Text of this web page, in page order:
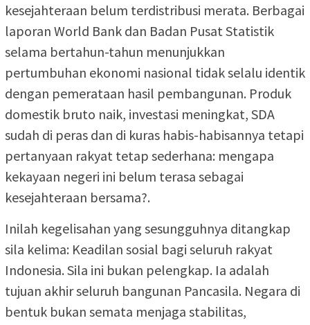
kesejahteraan belum terdistribusi merata. Berbagai
laporan World Bank dan Badan Pusat Statistik
selama bertahun-tahun menunjukkan
pertumbuhan ekonomi nasional tidak selalu identik
dengan pemerataan hasil pembangunan. Produk
domestik bruto naik, investasi meningkat, SDA
sudah di peras dan di kuras habis-habisannya tetapi
pertanyaan rakyat tetap sederhana: mengapa
kekayaan negeri ini belum terasa sebagai
kesejahteraan bersama?.
Inilah kegelisahan yang sesungguhnya ditangkap
sila kelima: Keadilan sosial bagi seluruh rakyat
Indonesia. Sila ini bukan pelengkap. Ia adalah
tujuan akhir seluruh bangunan Pancasila. Negara di
bentuk bukan semata menjaga stabilitas,